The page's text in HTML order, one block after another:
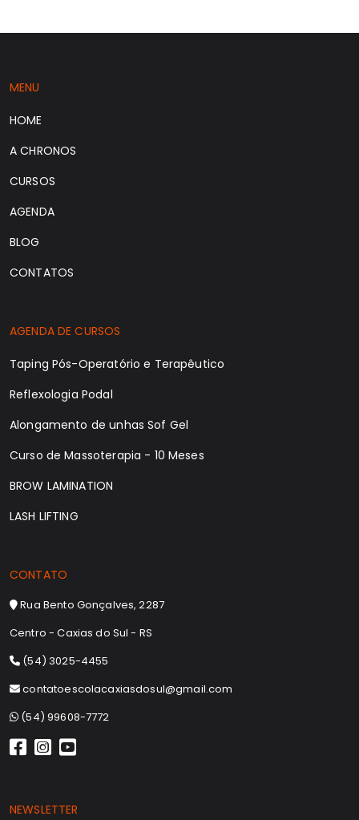
MENU
HOME
A CHRONOS
CURSOS
AGENDA
BLOG
CONTATOS
AGENDA DE CURSOS
Taping Pós-Operatório e Terapêutico
Reflexologia Podal
Alongamento de unhas Sof Gel
Curso de Massoterapia - 10 Meses
BROW LAMINATION
LASH LIFTING
CONTATO
Rua Bento Gonçalves,2287
Centro -Caxias do Sul - RS
(54) 3025-4455
contatoescolacaxiasdosul@gmail.com
(54) 99608-7772
NEWSLETTER